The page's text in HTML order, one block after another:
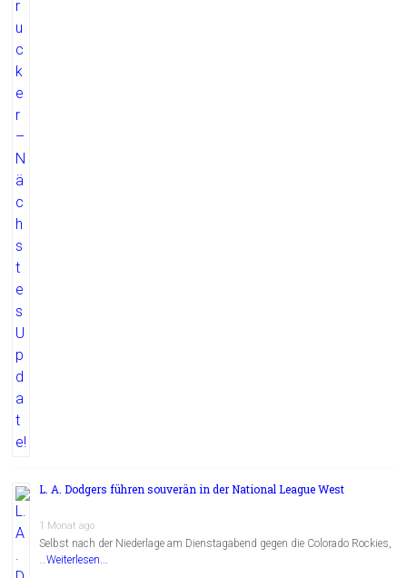
L. A. Dodgers führen souverän in der National League West
1 Monat ago
Selbst nach der Niederlage am Dienstagabend gegen die Colorado Rockies,
…Weiterlesen...